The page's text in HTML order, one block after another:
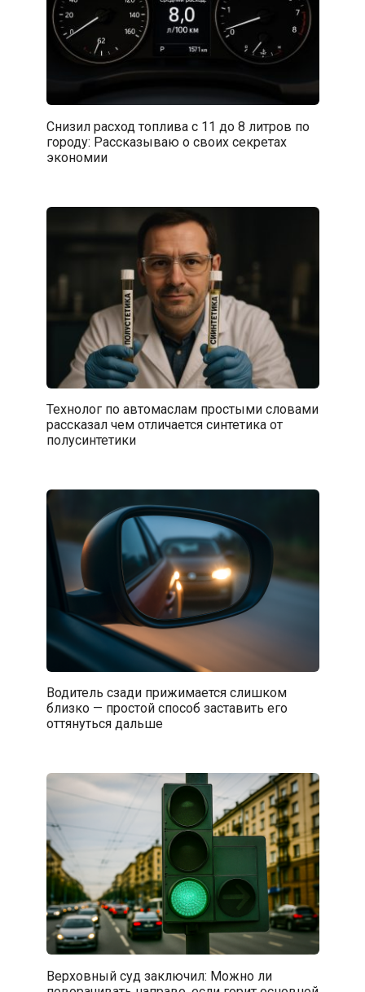
Снизил расход топлива с 11 до 8 литров по
городу: Рассказываю о своих секретах
экономии
Технолог по автомаслам простыми словами
рассказал чем отличается синтетика от
полусинтетики
Водитель сзади прижимается слишком
близко — простой способ заставить его
оттянуться дальше
Верховный суд заключил: Можно ли